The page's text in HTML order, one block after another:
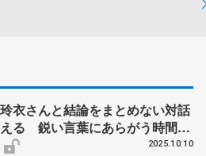
衣さんと結論をまとめない対話
る 鋭い言葉にあらがう時間
】
2025.10.10